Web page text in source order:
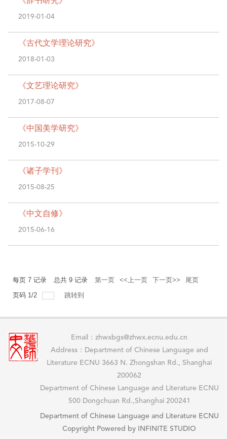
2019-01-04
《古代文学理论研究》
2018-01-03
《文艺理论研究》
2017-08-07
《中国美学研究》
2015-10-29
《诸子学刊》
2015-08-25
《中文自修》
2015-06-16
每页 7 记录 总共 9 记录 第一页 <<上一页 下一页>>
尾页
页码 1/2 跳转到
Email：zhwxbgs@zhwx.ecnu.edu.cn
Address：Department of Chinese Language and
Literature ECNU 3663 N. Zhongshan Rd., Shanghai
200062
Department of Chinese Language and Literature ECNU
500 Dongchuan Rd.,Shanghai 200241
Department of Chinese Language and Literature ECNU
Copyright Powered by INFINITE STUDIO